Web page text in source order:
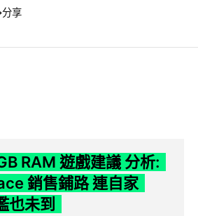
分享
RAM 遊戲建議 分析:
銷售鋪路 連自家
也未到